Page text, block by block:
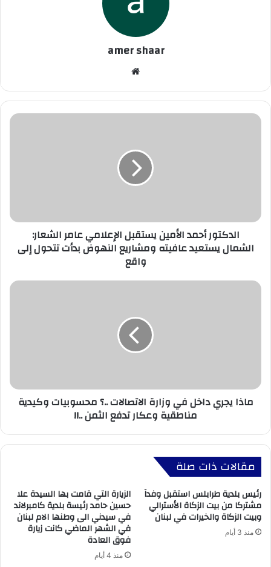
amer shaar
الدكتور أحمد الأمين يستقبل الإعلامي عامر الشعار:
الشمال يستعيد عافيته ومشاريع النهوض بدأت تتحول إلى
واقع
ماذا يجري داخل في وزارة الاتصالات ..؟ محسوبيات وكيدية
مناطقية وعكار تدفع الثمن ..!!
مقالات ذات صلة
رئيس بلدية طرابلس استقبل وفداً
مشتركا من بيت الزكاة الأسترالي
وبيت الزكاة والخيرات في لبنان
منذ 3 أيام
الزيارة التي قامت بها السيدة علا
حسين حامد رئيسة بلدية كامبرلاند
في سيدني الى وطنها الام لبنان
في الشهر الماضي كانت زيارة
فوق العادة
منذ 4 أيام